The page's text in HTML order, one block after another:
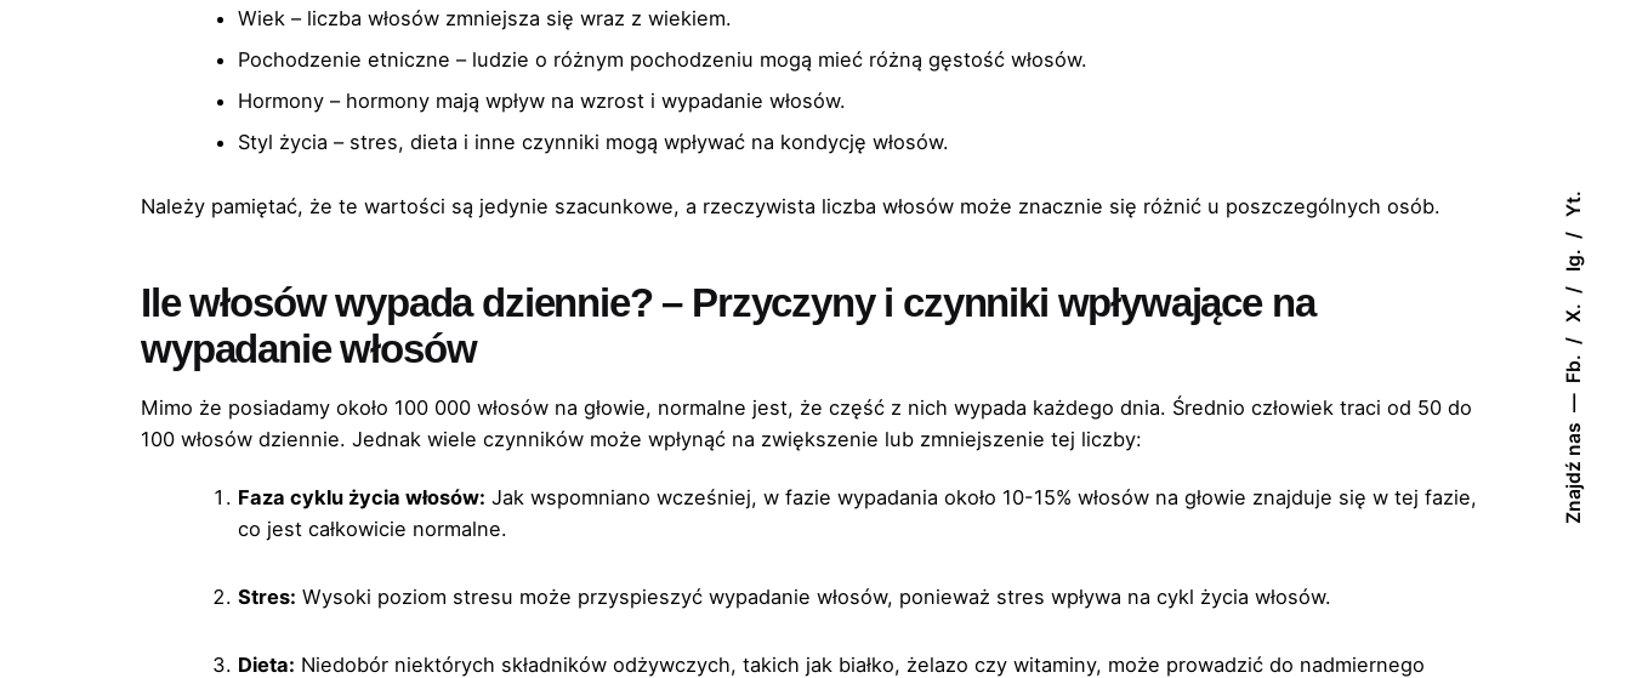
Znajdź nas
Fb.
X.
Ig.
Yt.
Wiek – liczba włosów zmniejsza się wraz z wiekiem.
Pochodzenie etniczne – ludzie o różnym pochodzeniu mogą mieć różną gęstość włosów.
Hormony – hormony mają wpływ na wzrost i wypadanie włosów.
Styl życia – stres, dieta i inne czynniki mogą wpływać na kondycję włosów.
Należy pamiętać, że te wartości są jedynie szacunkowe, a rzeczywista liczba włosów może znacznie się różnić u poszczególnych osób.
Ile włosów wypada dziennie? – Przyczyny i czynniki wpływające na
wypadanie włosów
Mimo że posiadamy około 100 000 włosów na głowie, normalne jest, że część z nich wypada każdego dnia. Średnio człowiek traci od 50 do
100 włosów dziennie. Jednak wiele czynników może wpłynąć na zwiększenie lub zmniejszenie tej liczby:
Faza cyklu życia włosów: Jak wspomniano wcześniej, w fazie wypadania około 10-15% włosów na głowie znajduje się w tej fazie,
co jest całkowicie normalne.
Stres: Wysoki poziom stresu może przyspieszyć wypadanie włosów, ponieważ stres wpływa na cykl życia włosów.
Dieta: Niedobór niektórych składników odżywczych, takich jak białko, żelazo czy witaminy, może prowadzić do nadmiernego